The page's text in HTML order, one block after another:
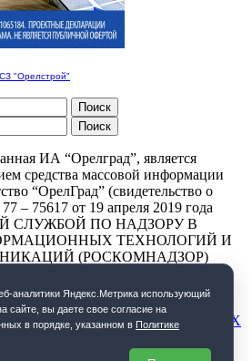
"Орелстрой"
ИА “Орелград”, является
средства массовой информации
“ОрелГрад” (свидетельство о
– 75617 от 19 апреля 2019 года
СЛУЖБОЙ ПО НАДЗОРУ В
ТЕХНОЛОГИЙ И
(РОСКОМНАДЗОР)
ПЕРСОНАЛЬНЫХ ДАННЫХ
аналитики Яндекс.Метрика использующий
сайте, вы даете свое согласие на
в порядке, указанном в Политике